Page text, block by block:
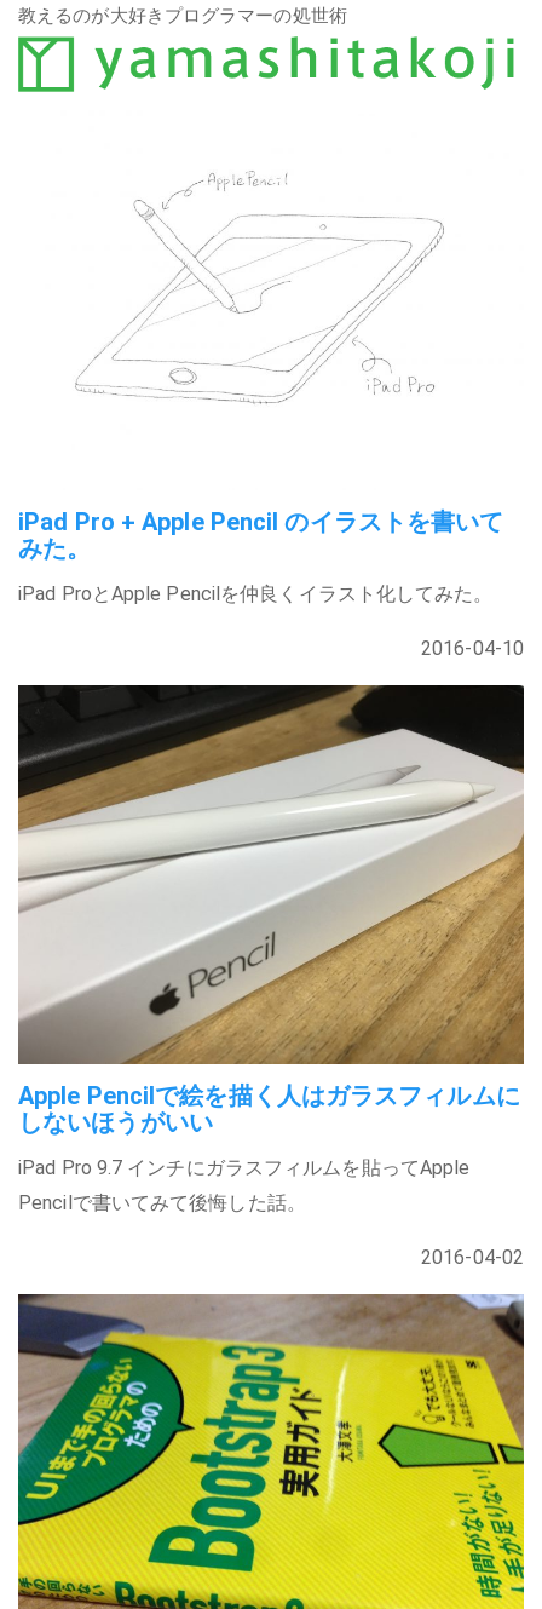
教えるのが大好きプログラマーの処世術
iPad Pro + Apple Pencil のイラストを書いて
みた。
iPad ProとApple Pencilを仲良くイラスト化してみた。
2016-04-10
Apple Pencilで絵を描く人はガラスフィルムに
しないほうがいい
iPad Pro 9.7 インチにガラスフィルムを貼ってApple
Pencilで書いてみて後悔した話。
2016-04-02